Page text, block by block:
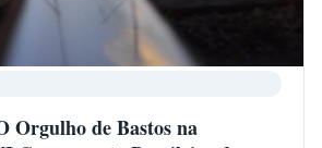
Orgulho de Bastos na